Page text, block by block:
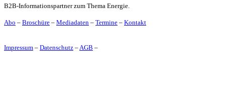
B2B-Informationspartner zum Thema Energie.
Abo – Broschüre – Mediadaten – Termine – Kontakt
Impressum – Datenschutz –AGB –